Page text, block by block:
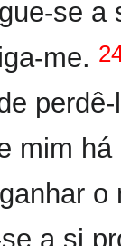
se a
me.
mim
a si